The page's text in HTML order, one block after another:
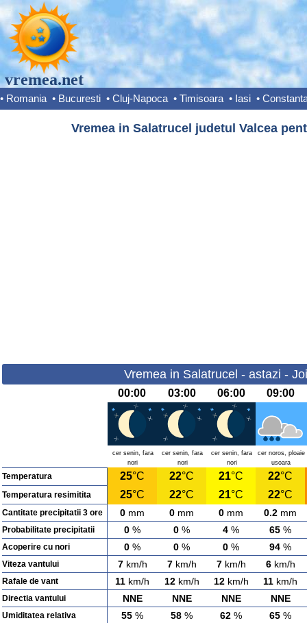
vremea.net
• Romania • Bucuresti • Cluj-Napoca • Timisoara • Iasi •
Vremea in Salatrucel judetul Valcea
Vremea in Salatrucel - astazi -
00:00 03:00 06:00 09:00
cer senin, fara
nori
cer senin, fara
nori
cer senin, fara
nori
cer noros, ploaie
usoara
Temperatura 25°C 22°C 21°C 22°C
Temperatura resimitita 25°C 22°C 21°C 22°C
Cantitate precipitatii 3 ore 0 mm 0 mm 0 mm 0.2 mm
Probabilitate precipitatii 0 % 0 % 4 % 65 %
Acoperire cu nori 0 % 0 % 0 % 94 %
Viteza vantului 7km/h 7km/h 7km/h 6km/h
Rafale de vant 11 km/h 12km/h 12km/h 11 km/h
Directia vantului NNE NNE NNE NNE
Umiditatea relativa 55 % 58 % 62 % 65 %